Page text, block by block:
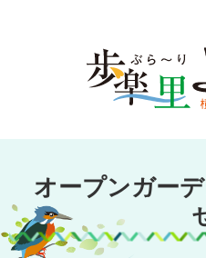
文
キ
プ
オープ
オープンガー